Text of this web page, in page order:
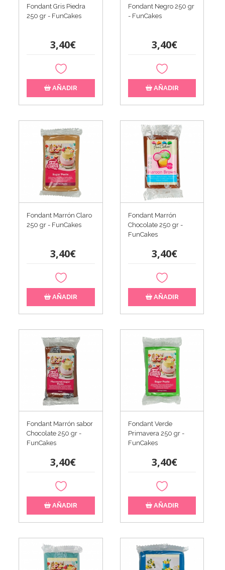
Fondant Gris Piedra
250 gr - FunCakes
3,40€
AÑADIR
Fondant Negro 250 gr
- FunCakes
3,40€
AÑADIR
Fondant Marrón Claro
250 gr - FunCakes
3,40€
AÑADIR
Fondant Marrón
Chocolate 250 gr -
FunCakes
3,40€
AÑADIR
Fondant Marrón sabor
Chocolate 250 gr -
FunCakes
3,40€
AÑADIR
Fondant Verde
Primavera 250 gr -
FunCakes
3,40€
AÑADIR